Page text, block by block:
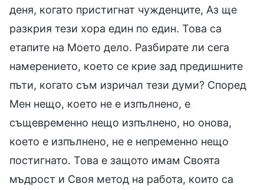
деня, когато пристигнат чужденците, Аз ще
разкрия тези хора един по един. Това са
етапите на Моето дело. Разбирате ли сега
намерението, което се крие зад предишните
пъти, когато съм изричал тези думи? Според
Мен нещо, което не е изпълнено, е
същевременно нещо изпълнено, но онова,
което е изпълнено, не е непременно нещо
постигнато. Това е защото имам Своята
мъдрост и Своя метод на работа, които са